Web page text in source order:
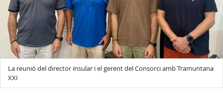
La reunió del director insular i el gerent del Consorci amb Tramuntana
XXI